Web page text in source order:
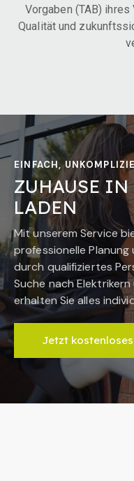
Vorgaben (TAB)
Qualität und
EINFACH,
ZUHAUSE IN
LADEN
Mit unserem Service
professionelle
durch qualifiziertes
Suche nach
erhalten Sie alles
Jetzt